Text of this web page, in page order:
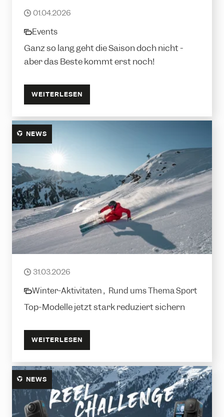
date
01.04.2026
category
Events
Ganz so lang geht die Saison doch nicht -
aber das Beste kommt erst noch!
WEITERLESEN
NEWS
date
31.03.2026
category
Winter-Aktivitäten , Rund ums Thema Sport
Top-Modelle jetzt stark reduziert sichern
WEITERLESEN
NEWS